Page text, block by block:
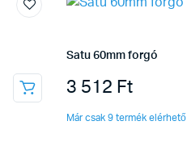
Satu 60mm forgó
3 512 Ft
Már csak 9 termék elérhető